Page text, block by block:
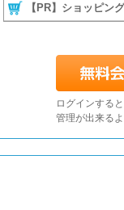
【PR】ショッピン
ログインする
管理が出来る